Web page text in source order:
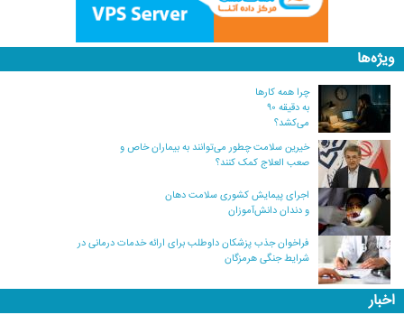
ویژه‌ها
چرا همه کارها
به دقیقه ۹۰
می‌کشد؟
خیرین سلامت چطور می‌توانند به بیماران خاص و
صعب العلاج کمک کنند؟
اجرای پیمایش کشوری سلامت دهان
و دندان دانش‌آموزان
فراخوان جذب پزشکان داوطلب برای ارائه خدمات درمانی در
شرایط جنگی هرمزگان
اخبار